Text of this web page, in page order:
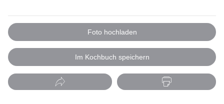
Foto hochladen
Im Kochbuch speichern